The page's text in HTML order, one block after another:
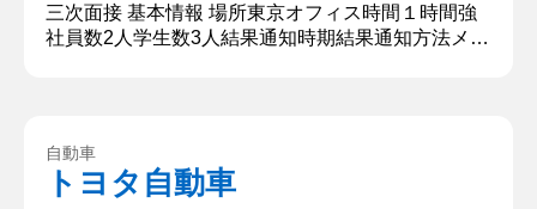
三次面接 基本情報 場所東京オフィス時間１時間強
社員数2人学生数3人結果通知時期結果通知方法メー
最も力を入れたことはサークルでの活動だ。チーフ
として力を入れ、課題を解決してきた。 特定の人が
自動車
トヨタ自動車